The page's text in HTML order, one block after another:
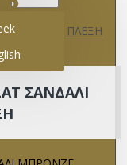
ΜΠΡΟΝΖΕ ΠΛΕΞΗ
ΣΑΝΔΑΛΙ